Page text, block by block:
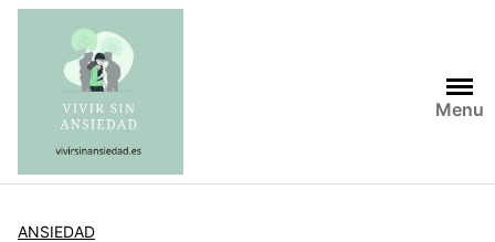
Saltar
contenido
Menu
ANSIEDAD